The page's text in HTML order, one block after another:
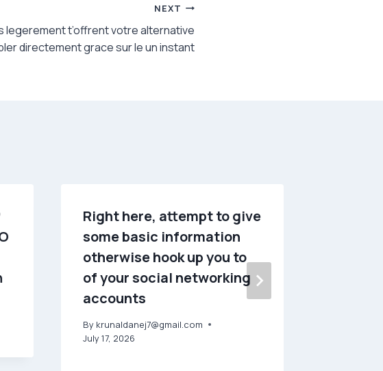
NEXT
legerement t’offrent votre alternative
directement grace sur le un instant
Right here, attempt to give
some basic information
otherwise hook up you to
of your social networking
accounts
By krunaldanej7@gmail.com
July 17, 2026